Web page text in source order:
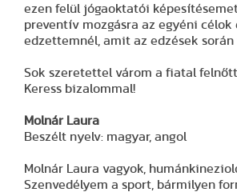
ezen felül jógaoktatói
preventív mozgásra az egyéni
edzettemnél, amit az edzések
Sok szeretettel várom a fiatal
Keress bizalommal!
Molnár Laura
Beszélt nyelv: magyar, angol
Molnár Laura vagyok,
Szenvedélyem a sport, bármilyen